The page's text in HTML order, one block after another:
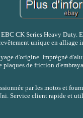
CK Series Heavy Duty.
unique en alliage
d'origine. Imprégné
de friction
par les motos et
Service client rapide et